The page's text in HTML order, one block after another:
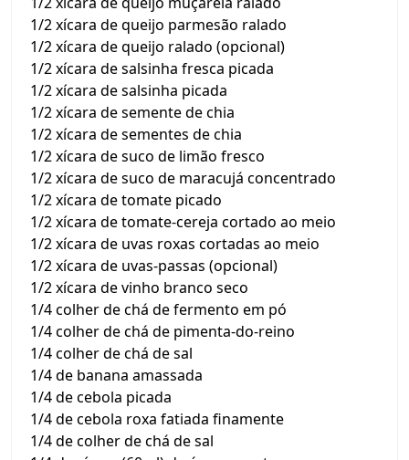
1/2 xícara de queijo parmesão ralado
1/2 xícara de queijo ralado (opcional)
1/2 xícara de salsinha fresca picada
1/2 xícara de salsinha picada
1/2 xícara de semente de chia
1/2 xícara de sementes de chia
1/2 xícara de suco de limão fresco
1/2 xícara de suco de maracujá concentrado
1/2 xícara de tomate picado
1/2 xícara de tomate-cereja cortado ao meio
1/2 xícara de uvas roxas cortadas ao meio
1/2 xícara de uvas-passas (opcional)
1/2 xícara de vinho branco seco
1/4 colher de chá de fermento em pó
1/4 colher de chá de pimenta-do-reino
1/4 colher de chá de sal
1/4 de banana amassada
1/4 de cebola picada
1/4 de cebola roxa fatiada finamente
1/4 de colher de chá de sal